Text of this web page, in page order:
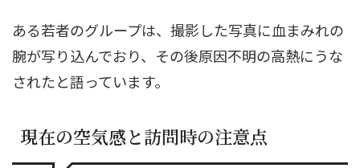
ある若者のグループは、撮影した写真に血まみれの
腕が写り込んでおり、その後原因不明の高熱にうな
されたと語っています。
現在の空気感と訪問時の注意点